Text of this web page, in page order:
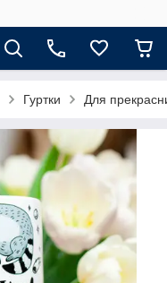
Гуртки Для